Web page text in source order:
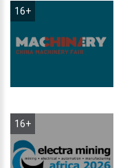
16+
16+